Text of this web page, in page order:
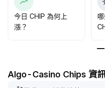
今日 CHIP 為何上
漲？
Algo-Casino Chips 資